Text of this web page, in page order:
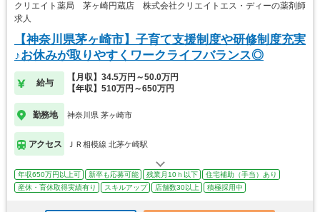
クリエイト薬局 茅ヶ崎円蔵店 株式会社クリエイトエス・ディーの薬剤師
求人
【神奈川県茅ヶ崎市】子育て支援制度や研修制度充実
♪お休みが取りやすくワークライフバランス◎
給与
【月収】34.5万円～50.0万円
【年収】510万円～650万円
勤務地 神奈川県 茅ヶ崎市
アクセス ＪＲ相模線 北茅ケ崎駅
年収650万円以上可 新卒も応募可能 残業月10ｈ以下
住宅補助（手当）あり
産休・育休取得実績有り
スキルアップ 店舗数30以上 積極採用中